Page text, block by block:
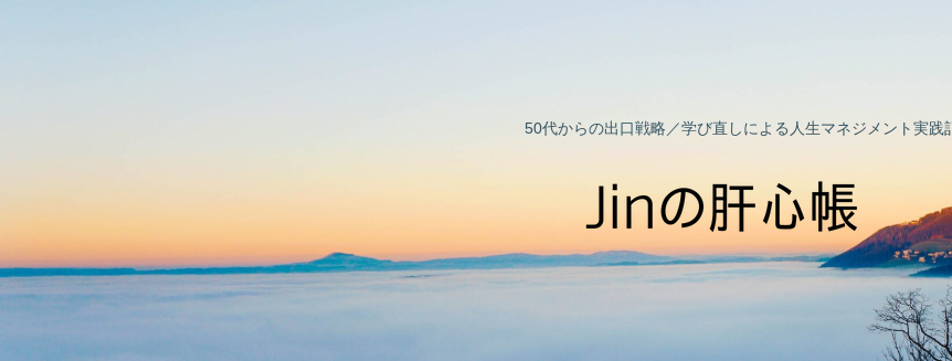
50代からの出口戦略／学び直しによる人生マネジメント実践